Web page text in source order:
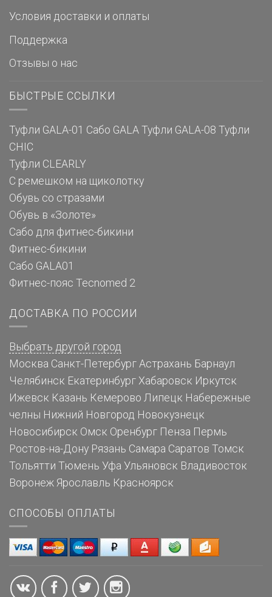
Условия доставки и оплаты
Поддержка
Отзывы о нас
БЫСТРЫЕ ССЫЛКИ
Туфли GALA-01 Сабо GALA Туфли GALA-08 Туфли
CHIC
Туфли CLEARLY
С ремешком на щиколотку
Обувь со стразами
Обувь в «Золоте»
Сабо для фитнес-бикини
Фитнес-бикини
Сабо GALA01
Фитнес-пояс Tecnomed 2
ДОСТАВКА ПО РОССИИ
Выбрать другой город
Москва Санкт-Петербург Астрахань Барнаул
Челябинск Екатеринбург Хабаровск Иркутск
Ижевск Казань Кемерово Липецк Набережные
челны Нижний Новгород Новокузнецк
Новосибирск Омск Оренбург Пенза Пермь
Ростов-на-Дону Рязань Самара Саратов Томск
Тольятти Тюмень Уфа Ульяновск Владивосток
Воронеж Ярославль Красноярск
СПОСОБЫ ОПЛАТЫ